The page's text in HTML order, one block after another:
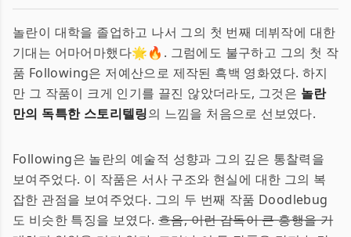
놀란이 대학을 졸업하고 나서 그의 첫 번째 데뷔작에 대한
기대는 어마어마했다🌟🔥. 그럼에도 불구하고 그의 첫 작
품 Following은 저예산으로 제작된 흑백 영화였다. 하지
만 그 작품이 크게 인기를 끌진 않았더라도, 그것은 놀란
만의 독특한 스토리텔링의 느낌을 처음으로 선보였다.
Following은 놀란의 예술적 성향과 그의 깊은 통찰력을
보여주었다. 이 작품은 서사 구조와 현실에 대한 그의 복
잡한 관점을 보여주었다. 그의 두 번째 작품 Doodlebug
도 비슷한 특징을 보였다. 흐음, 이런 감독이 큰 흥행을 기